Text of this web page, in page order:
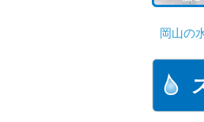
岡山の